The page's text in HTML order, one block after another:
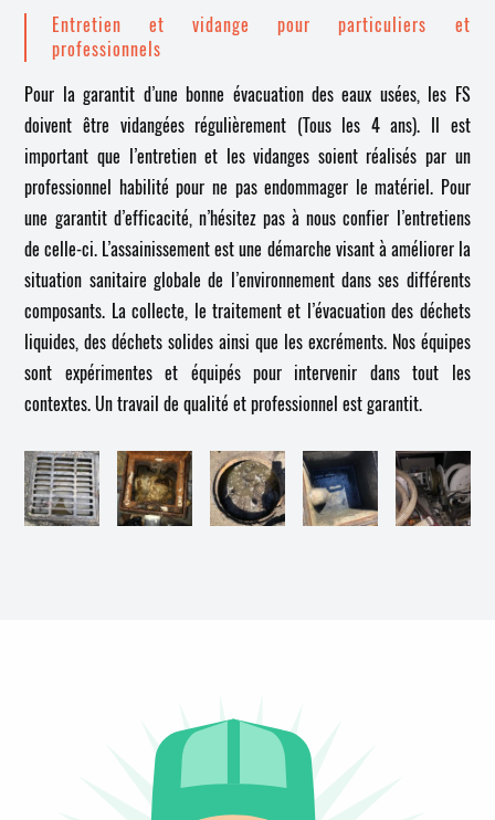
Entretien et vidange pour particuliers et
professionnels
Pour la garantit d’une bonne évacuation des eaux usées, les FS
doivent être vidangées régulièrement (Tous les 4 ans). Il est
important que l’entretien et les vidanges soient réalisés par un
professionnel habilité pour ne pas endommager le matériel. Pour
une garantit d’efficacité, n’hésitez pas à nous confier l’entretiens
de celle-ci. L’assainissement est une démarche visant à améliorer la
situation sanitaire globale de l’environnement dans ses différents
composants. La collecte, le traitement et l’évacuation des déchets
liquides, des déchets solides ainsi que les excréments. Nos équipes
sont expérimentes et équipés pour intervenir dans tout les
contextes. Un travail de qualité et professionnel est garantit.